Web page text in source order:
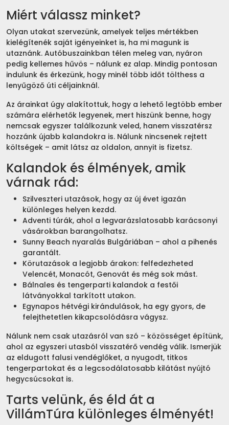
Miért válassz minket?
Olyan utakat szervezünk, amelyek teljes mértékben
kielégítenék saját igényeinket is, ha mi magunk is
utaznánk. Autóbuszainkban télen meleg van, nyáron
pedig kellemes hűvös – nálunk ez alap. Mindig pontosan
indulunk és érkezünk, hogy minél több időt tölthess a
lenyűgöző úti céljainknál.
Az árainkat úgy alakítottuk, hogy a lehető legtöbb ember
számára elérhetők legyenek, mert hiszünk benne, hogy
nemcsak egyszer találkozunk veled, hanem visszatérsz
hozzánk újabb kalandokra is. Nálunk nincsenek rejtett
költségek – amit látsz az oldalon, annyit is fizetsz.
Kalandok és élmények, amik
várnak rád:
Szilveszteri utazások, hogy az új évet igazán
különleges helyen kezdd.
Adventi túrák, ahol a legvarázslatosabb karácsonyi
vásárokban barangolhatsz.
Sunny Beach nyaralás Bulgáriában – ahol a pihenés
garantált.
Körutazások a legjobb árakon: felfedezheted
Velencét, Monacót, Genovát és még sok mást.
Bálnales és tengerparti kalandok a festői
látványokkal tarkított utakon.
Egynapos hétvégi kirándulások, ha egy gyors, de
felejthetetlen kikapcsolódásra vágysz.
Nálunk nem csak utazásról van szó – közösséget építünk,
ahol az egyszeri utasból visszatérő vendég válik. Ismerjük
az eldugott falusi vendéglőket, a nyugodt, titkos
tengerpartokat és a legcsodálatosabb kilátást nyújtó
hegycsúcsokat is.
Tarts velünk, és éld át a
VillámTúra különleges élményét!